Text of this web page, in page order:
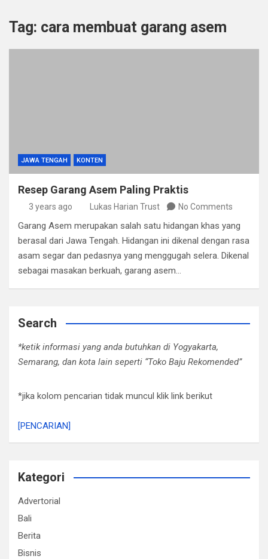
Tag: cara membuat garang asem
JAWA TENGAH KONTEN
Resep Garang Asem Paling Praktis
3 years ago Lukas Harian Trust No Comments
Garang Asem merupakan salah satu hidangan khas yang
berasal dari Jawa Tengah. Hidangan ini dikenal dengan rasa
asam segar dan pedasnya yang menggugah selera. Dikenal
sebagai masakan berkuah, garang asem…
Search
*ketik informasi yang anda butuhkan di Yogyakarta,
Semarang, dan kota lain seperti “Toko Baju Rekomended”
*jika kolom pencarian tidak muncul klik link berikut
[PENCARIAN]
Kategori
Advertorial
Bali
Berita
Bisnis